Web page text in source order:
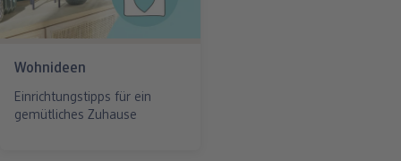
Wohnideen
Einrichtungstipps für ein
gemütliches Zuhause